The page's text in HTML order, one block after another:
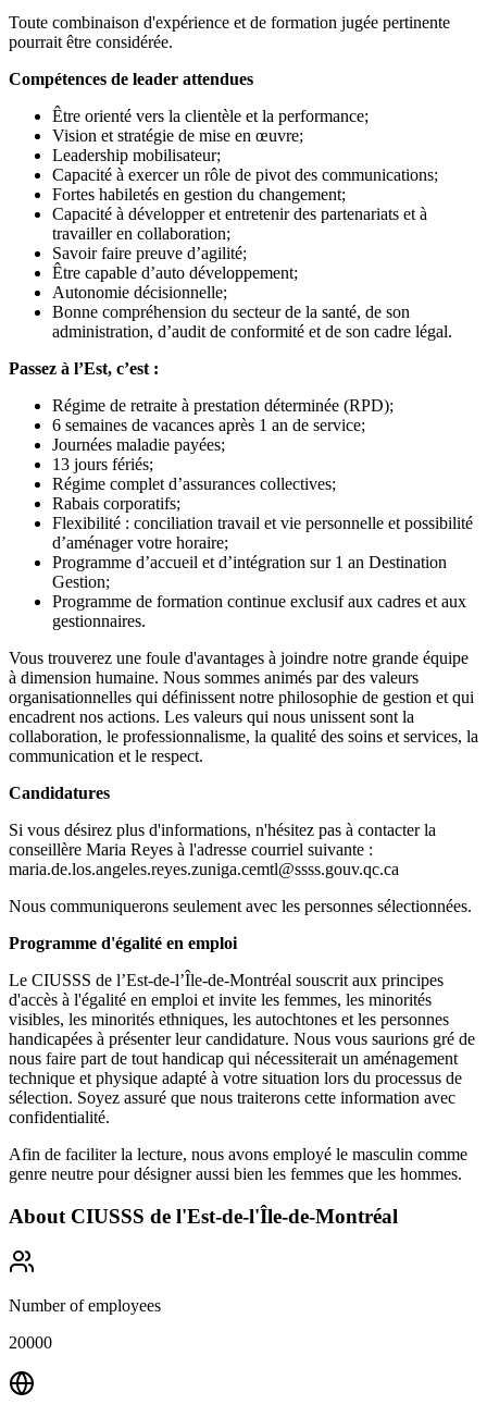
Toute combinaison d'expérience et de formation jugée pertinente
pourrait être considérée.
Compétences de leader attendues
Être orienté vers la clientèle et la performance;
Vision et stratégie de mise en œuvre;
Leadership mobilisateur;
Capacité à exercer un rôle de pivot des communications;
Fortes habiletés en gestion du changement;
Capacité à développer et entretenir des partenariats et à
travailler en collaboration;
Savoir faire preuve d’agilité;
Être capable d’auto développement;
Autonomie décisionnelle;
Bonne compréhension du secteur de la santé, de son
administration, d’audit de conformité et de son cadre légal.
Passez à l’Est, c’est :
Régime de retraite à prestation déterminée (RPD);
6 semaines de vacances après 1 an de service;
Journées maladie payées;
13 jours fériés;
Régime complet d’assurances collectives;
Rabais corporatifs;
Flexibilité : conciliation travail et vie personnelle et possibilité
d’aménager votre horaire;
Programme d’accueil et d’intégration sur 1 an Destination
Gestion;
Programme de formation continue exclusif aux cadres et aux
gestionnaires.
Vous trouverez une foule d'avantages à joindre notre grande équipe
à dimension humaine. Nous sommes animés par des valeurs
organisationnelles qui définissent notre philosophie de gestion et qui
encadrent nos actions. Les valeurs qui nous unissent sont la
collaboration, le professionnalisme, la qualité des soins et services, la
communication et le respect.
Candidatures
Si vous désirez plus d'informations, n'hésitez pas à contacter la
conseillère Maria Reyes à l'adresse courriel suivante :
maria.de.los.angeles.reyes.zuniga.cemtl@ssss.gouv.qc.ca
Nous communiquerons seulement avec les personnes sélectionnées.
Programme d'égalité en emploi
Le CIUSSS de l’Est-de-l’Île-de-Montréal souscrit aux principes
d'accès à l'égalité en emploi et invite les femmes, les minorités
visibles, les minorités ethniques, les autochtones et les personnes
handicapées à présenter leur candidature. Nous vous saurions gré de
nous faire part de tout handicap qui nécessiterait un aménagement
technique et physique adapté à votre situation lors du processus de
sélection. Soyez assuré que nous traiterons cette information avec
confidentialité.
Afin de faciliter la lecture, nous avons employé le masculin comme
genre neutre pour désigner aussi bien les femmes que les hommes.
About CIUSSS de l'Est-de-l'Île-de-Montréal
Number of employees
20000